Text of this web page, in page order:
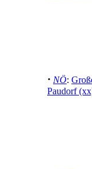
· NÖ:
Paudorf